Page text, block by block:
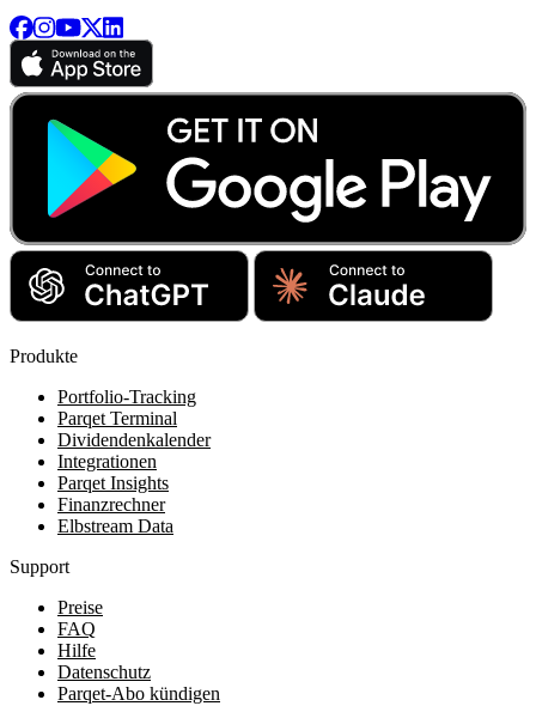
Produkte
Portfolio-Tracking
Parqet Terminal
Dividendenkalender
Integrationen
Parqet Insights
Finanzrechner
Elbstream Data
Support
Preise
FAQ
Hilfe
Datenschutz
Parqet-Abo kündigen